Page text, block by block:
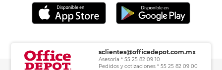
sclientes@officedepot.com.mx
Asesoría * 55 25 82 09 10
Pedidos y cotizaciones * 55 25 82 09 00